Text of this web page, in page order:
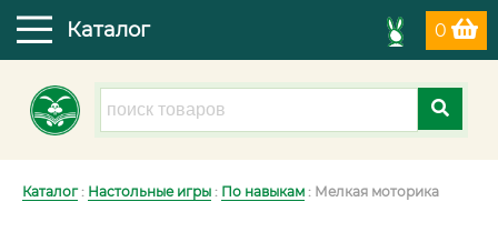
0
Каталог
Каталог: Настольные игры : По навыкам : Мелкая моторика